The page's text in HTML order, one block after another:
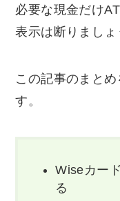
必要な現金だけ
表示は断りましょ
この記事のまと
す。
Wiseカー
る